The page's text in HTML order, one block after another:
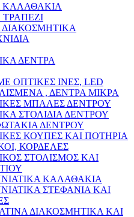
ΔΕΝΤΡΑ
ΟΠΤΙΚΕΣ ΙΝΕΣ, LED
, ΔΕΝΤΡΑ ΜΙΚΡΑ
ΜΠΑΛΕΣ ΔΕΝΤΡΟΥ
ΣΤΟΛΙΔΙΑ ΔΕΝΤΡΟΥ
ΔΕΝΤΡΟΥ
ΚΟΥΠΕΣ ΚΑΙ ΠΟΤΗΡΙΑ
ΚΟΡΔΕΛΕΣ
ΣΤΟΛΙΣΜΟΣ ΚΑΙ
ΚΑΛΑΘΑΚΙΑ
ΣΤΕΦΑΝΙΑ ΚΑΙ
ΔΙΑΚΟΣΜΗΤΙΚΑ ΚΑΙ